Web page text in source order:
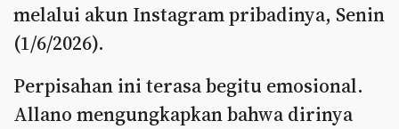
melalui akun Instagram pribadinya, Senin
(1/6/2026).
Perpisahan ini terasa begitu emosional.
Allano mengungkapkan bahwa dirinya